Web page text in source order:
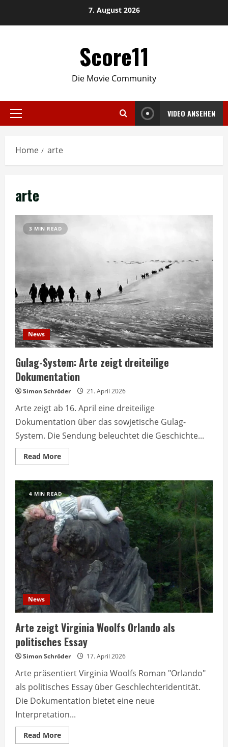
7. August 2026
Score11
Die Movie Community
Primary
VIDEO ANSEHEN
Home arte
arte
3 MIN READ
News
Gulag-System: Arte zeigt dreiteilige
Dokumentation
Simon Schröder 21. April 2026
Arte zeigt ab 16. April eine dreiteilige
Dokumentation über das sowjetische Gulag-
System. Die Sendung beleuchtet die Geschichte...
Read MoreRead
more
System:
Arte
zeigt
dreiteilige
Dokumentation
4 MIN READ
News
Arte zeigt Virginia Woolfs Orlando als
politisches Essay
Simon Schröder 17. April 2026
Arte präsentiert Virginia Woolfs Roman "Orlando"
als politisches Essay über Geschlechteridentität.
Die Dokumentation bietet eine neue
Interpretation...
Read MoreRead
more